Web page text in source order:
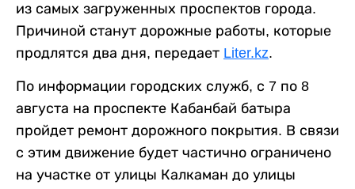
из самых загруженных проспектов города.
Причиной станут дорожные работы, которые
продлятся два дня, передает Liter.kz.
По информации городских служб, с 7 по 8
августа на проспекте Кабанбай батыра
пройдет ремонт дорожного покрытия. В связи
с этим движение будет частично ограничено
на участке от улицы Калкаман до улицы